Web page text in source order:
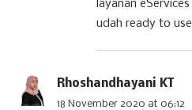
layanan
udah ready to
Rhoshandhayani KT
18 November 2020 at 06:12